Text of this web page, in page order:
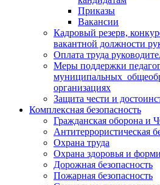
Приказы
Вакансии
Кадровый резерв,
вакантной должности
Оплата труда
Меры поддержки
муниципальных
организациях
Защита чести и
Комплексная безопасность
Гражданская оборона и
Антитеррористическая
Охрана труда
Охрана здоровья и
Дорожная безопасность
Пожарная безопасность